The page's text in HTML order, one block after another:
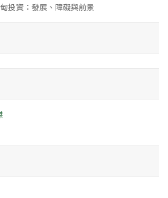
投資：發展、障礙與前景